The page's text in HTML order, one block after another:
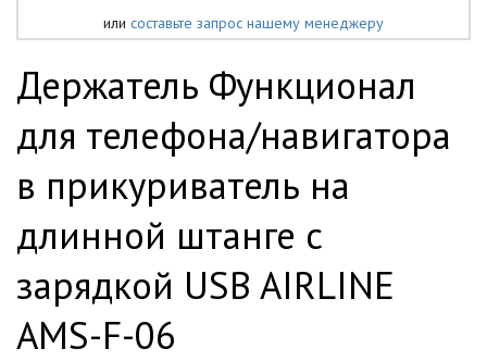
или составьте запрос нашему менеджеру
Держатель Функционал
для телефона/навигатора
в прикуриватель на
длинной штанге с
зарядкой USB AIRLINE
AMS-F-06